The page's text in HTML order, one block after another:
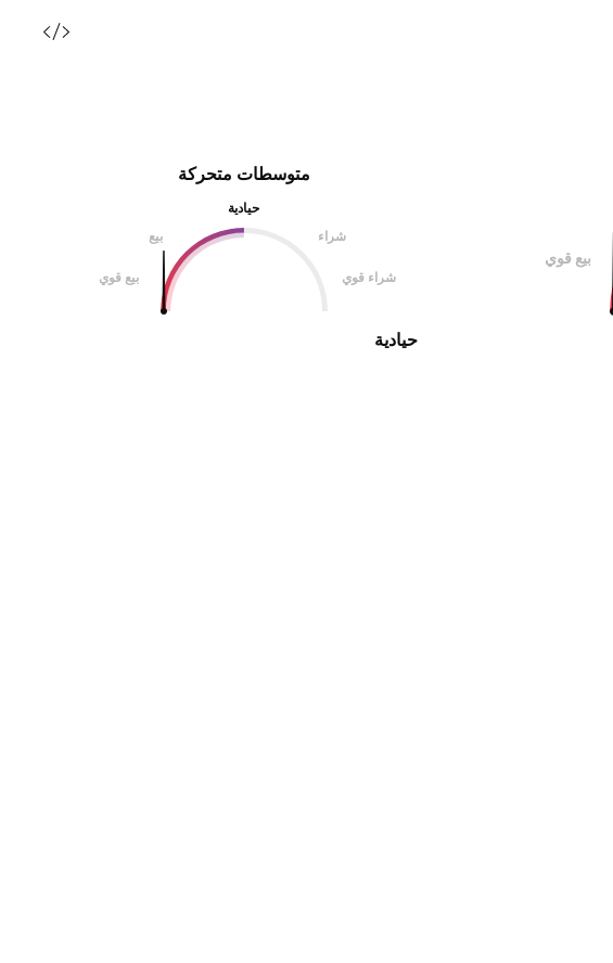
بيع قوي
متوسطات متحركة
حيادية
بيع
شراء
بيع قوي شراء قوي
حيادية